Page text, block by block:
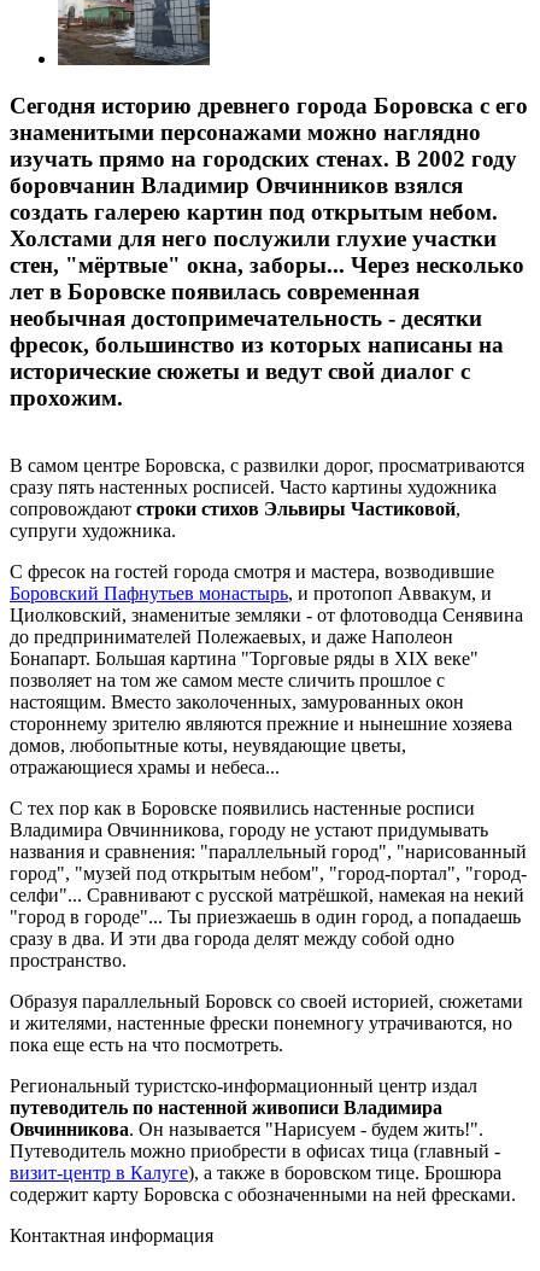
Сегодня историю древнего города Боровска с его
знаменитыми персонажами можно наглядно
изучать прямо на городских стенах. В 2002 году
боровчанин Владимир Овчинников взялся
создать галерею картин под открытым небом.
Холстами для него послужили глухие участки
стен, "мёртвые" окна, заборы... Через несколько
лет в Боровске появилась современная
необычная достопримечательность - десятки
фресок, большинство из которых написаны на
исторические сюжеты и ведут свой диалог с
прохожим.
В самом центре Боровска, с развилки дорог, просматриваются
сразу пять настенных росписей. Часто картины художника
сопровождают строки стихов Эльвиры Частиковой,
супруги художника.
С фресок на гостей города смотря и мастера, возводившие
Боровский Пафнутьев монастырь, и протопоп Аввакум, и
Циолковский, знаменитые земляки - от флотоводца Сенявина
до предпринимателей Полежаевых, и даже Наполеон
Бонапарт. Большая картина "Торговые ряды в XIX веке"
позволяет на том же самом месте сличить прошлое с
настоящим. Вместо заколоченных, замурованных окон
стороннему зрителю являются прежние и нынешние хозяева
домов, любопытные коты, неувядающие цветы,
отражающиеся храмы и небеса...
С тех пор как в Боровске появились настенные росписи
Владимира Овчинникова, городу не устают придумывать
названия и сравнения: "параллельный город", "нарисованный
город", "музей под открытым небом", "город-портал", "город-
селфи"... Сравнивают с русской матрёшкой, намекая на некий
"город в городе"... Ты приезжаешь в один город, а попадаешь
сразу в два. И эти два города делят между собой одно
пространство.
Образуя параллельный Боровск со своей историей, сюжетами
и жителями, настенные фрески понемногу утрачиваются, но
пока еще есть на что посмотреть.
Региональный туристско-информационный центр издал
путеводитель по настенной живописи Владимира
Овчинникова. Он называется "Нарисуем - будем жить!".
Путеводитель можно приобрести в офисах тица (главный -
визит-центр в Калуге), а также в боровском тице. Брошюра
содержит карту Боровска с обозначенными на ней фресками.
Контактная информация